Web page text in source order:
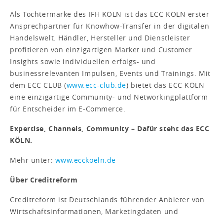
Als Tochtermarke des IFH KÖLN ist das ECC KÖLN erster
Ansprechpartner für Knowhow-Transfer in der digitalen
Handelswelt. Händler, Hersteller und Dienstleister
profitieren von einzigartigen Market und Customer
Insights sowie individuellen erfolgs- und
businessrelevanten Impulsen, Events und Trainings. Mit
dem ECC CLUB (www.ecc-club.de) bietet das ECC KÖLN
eine einzigartige Community- und Networkingplattform
für Entscheider im E-Commerce.
Expertise, Channels, Community – Dafür steht das ECC
KÖLN.
Mehr unter: www.ecckoeln.de
Über Creditreform
Creditreform ist Deutschlands führender Anbieter von
Wirtschaftsinformationen, Marketingdaten und